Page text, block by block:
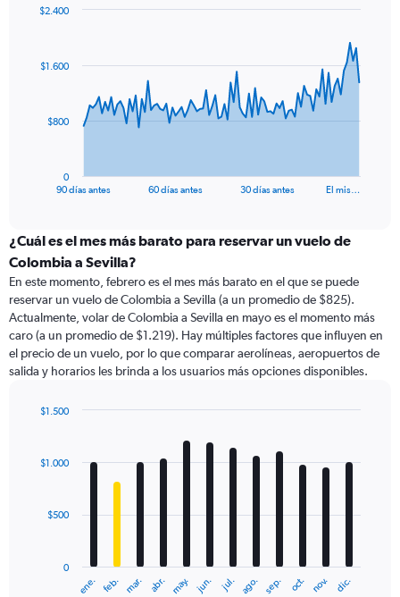
data
The
categories.
Range:
categories.
The
chart
has
1
Y
displaying
90 días antes 60 días antes 30 días antes El mis…
0
$800
$1.600
$2.400
¿Cuál es el mes más barato para reservar un vuelo de
Colombia a Sevilla?
En este momento, febrero es el mes más barato en el que se puede
reservar un vuelo de Colombia a Sevilla (a un promedio de $825).
Actualmente, volar de Colombia a Sevilla en mayo es el momento más
caro (a un promedio de $1.219). Hay múltiples factores que influyen en
el precio de un vuelo, por lo que comparar aerolíneas, aeropuertos de
salida y horarios les brinda a los usuarios más opciones disponibles.
with
12
The
ene. feb. mar. abr. may. jun. jul. ago. sep. oct. nov. dic.
0
$500
$1.000
$1.500